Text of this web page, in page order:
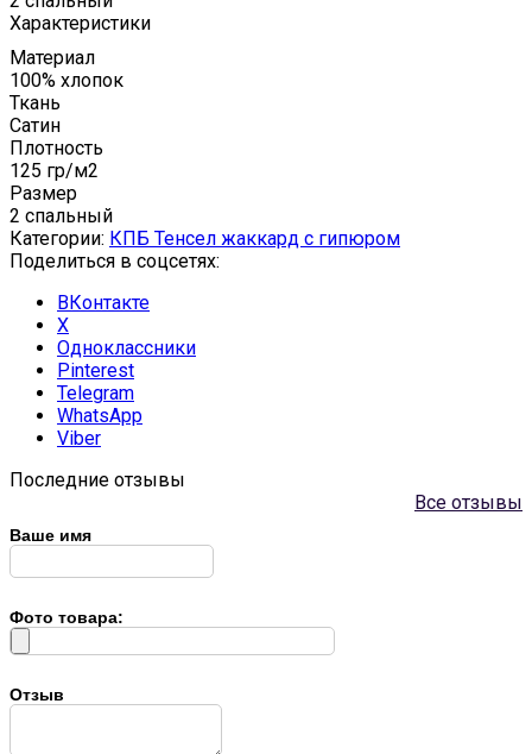
Характеристики
Материал
100% хлопок
Ткань
Сатин
Плотность
125 гр/м2
Размер
2 спальный
Категории: КПБ Тенсел жаккард с гипюром
Поделиться в соцсетях:
ВКонтакте
X
Одноклассники
Pinterest
Telegram
WhatsApp
Viber
Последние отзывы
Все отзывы
Ваше имя
Фото товара:
Отзыв